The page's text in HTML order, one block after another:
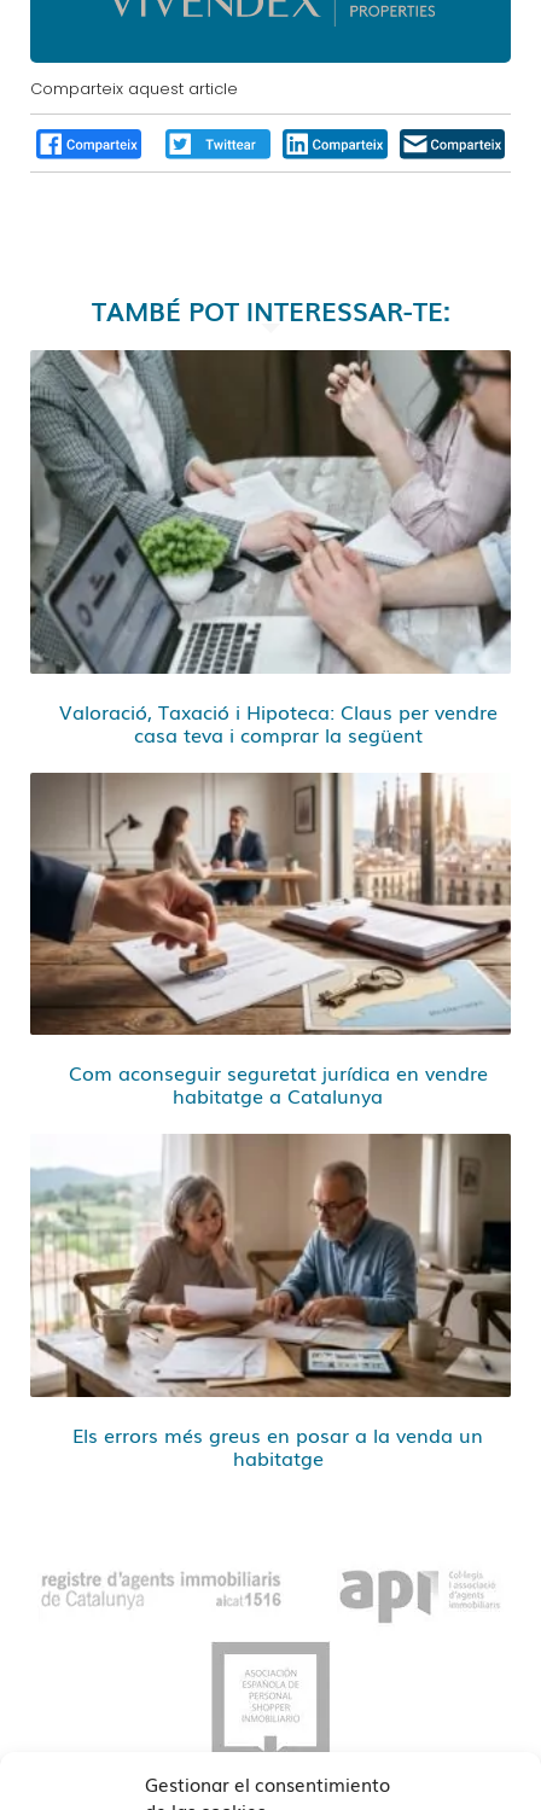
Gestionar el consentimiento
Comparteix aquest article
TAMBÉ POT INTERESSAR-TE:
Valoració, Taxació i Hipoteca: Claus per vendre
casa teva i comprar la següent
Com aconseguir seguretat jurídica en vendre
habitatge a Catalunya
Els errors més greus en posar a la venda un
habitatge